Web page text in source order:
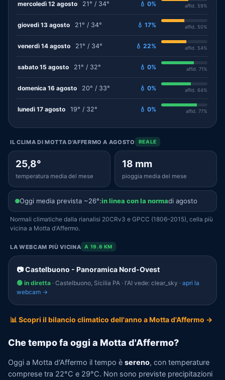
mercoledì 12 agosto 21° / 34° 💧 0% affid. 59%
giovedì 13 agosto 21° / 34° 💧 17% affid. 50%
venerdì 14 agosto 21° / 34° 💧 22% affid. 54%
sabato 15 agosto 21° / 32° 💧 0% affid. 71%
domenica 16 agosto 20° / 33° 💧 0% affid. 64%
lunedì 17 agosto 19° / 32° 💧 0% affid. 77%
IL CLIMA DI MOTTA D'AFFERMO A AGOSTO REALE
25,8°
temperatura media del mese
18 mm
pioggia media del mese
Oggi media prevista ~26°:in linea con la normadi agosto
Normali climatiche dalla rianalisi 20CRv3 e GPCC (1806–2015), cella più
vicina a Motta d'Affermo.
LA WEBCAM PIÙ VICINA A 19.6 KM
📷 Castelbuono - Panoramica Nord-Ovest
🟢 in diretta · Castelbuono, Sicilia PA · l'AI vede: clear_sky · apri la
webcam →
📊 Scopri il bilancio climatico dell'anno a Motta d'Affermo →
Che tempo fa oggi a Motta d'Affermo?
Oggi a Motta d'Affermo il tempo è sereno, con temperature
comprese tra 22°C e 29°C. Non sono previste precipitazioni